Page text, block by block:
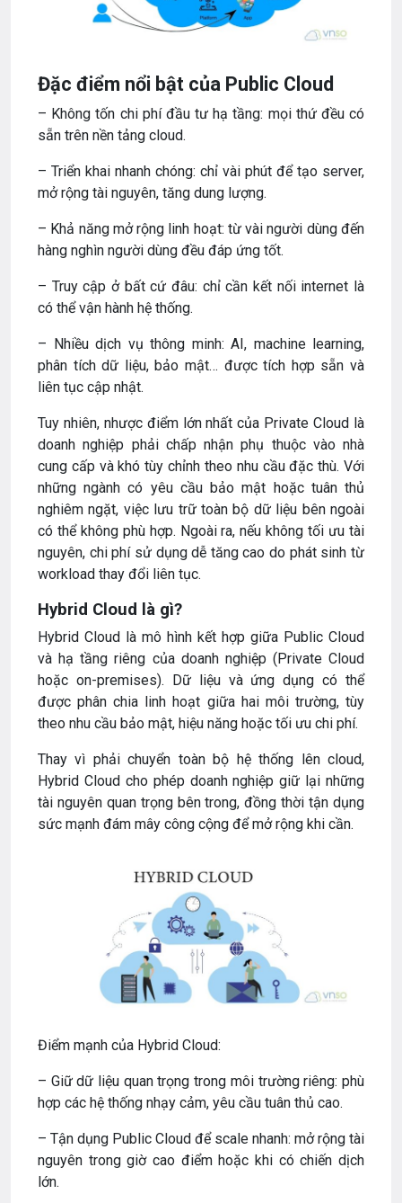
Đặc điểm nổi bật của Public Cloud
– Không tốn chi phí đầu tư hạ tầng: mọi thứ đều có
sẵn trên nền tảng cloud.
– Triển khai nhanh chóng: chỉ vài phút để tạo server,
mở rộng tài nguyên, tăng dung lượng.
– Khả năng mở rộng linh hoạt: từ vài người dùng đến
hàng nghìn người dùng đều đáp ứng tốt.
– Truy cập ở bất cứ đâu: chỉ cần kết nối internet là
có thể vận hành hệ thống.
– Nhiều dịch vụ thông minh: AI, machine learning,
phân tích dữ liệu, bảo mật… được tích hợp sẵn và
liên tục cập nhật.
Tuy nhiên, nhược điểm lớn nhất của Private Cloud là
doanh nghiệp phải chấp nhận phụ thuộc vào nhà
cung cấp và khó tùy chỉnh theo nhu cầu đặc thù. Với
những ngành có yêu cầu bảo mật hoặc tuân thủ
nghiêm ngặt, việc lưu trữ toàn bộ dữ liệu bên ngoài
có thể không phù hợp. Ngoài ra, nếu không tối ưu tài
nguyên, chi phí sử dụng dễ tăng cao do phát sinh từ
workload thay đổi liên tục.
Hybrid Cloud là gì?
Hybrid Cloud là mô hình kết hợp giữa Public Cloud
và hạ tầng riêng của doanh nghiệp (Private Cloud
hoặc on-premises). Dữ liệu và ứng dụng có thể
được phân chia linh hoạt giữa hai môi trường, tùy
theo nhu cầu bảo mật, hiệu năng hoặc tối ưu chi phí.
Thay vì phải chuyển toàn bộ hệ thống lên cloud,
Hybrid Cloud cho phép doanh nghiệp giữ lại những
tài nguyên quan trọng bên trong, đồng thời tận dụng
sức mạnh đám mây công cộng để mở rộng khi cần.
Điểm mạnh của Hybrid Cloud:
– Giữ dữ liệu quan trọng trong môi trường riêng: phù
hợp các hệ thống nhạy cảm, yêu cầu tuân thủ cao.
– Tận dụng Public Cloud để scale nhanh: mở rộng tài
nguyên trong giờ cao điểm hoặc khi có chiến dịch
lớn.